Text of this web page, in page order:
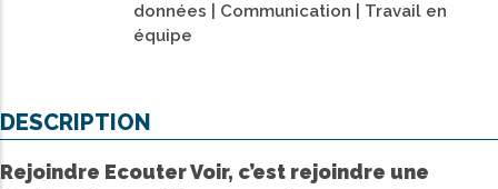
données | Communication | Travail en
équipe
DESCRIPTION
Rejoindre Ecouter Voir, c’est rejoindre une